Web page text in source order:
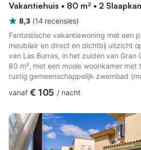
Vakantiehuis • 80 m² • 2
8,3 (14 recensies)
Fantastische vakantiewoning met een
meubilair en direct en dichtbij uitzicht
van Las Burras, in het zuiden van Gran
80 m², met een mooie woonkamer
rustig gemeenschappelijk zwembad
strand zich op slechts een paar meter
één met een tweepersoonsbed en de
eenpersoonsbedden, een badkamer
woonkamer. Het bie...
vanaf € 105 / nacht